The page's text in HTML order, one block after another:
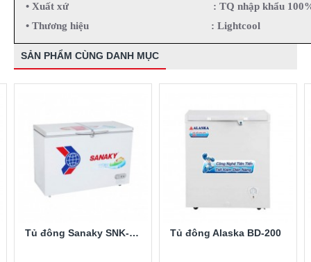
• Xuất xứ
: TQ nhập khẩu
• Thương hiệu
: Lightcool
SẢN PHẨM CÙNG DANH MỤC
Tủ đông Sanaky SNK-2900A Tủ đông Alaska BD-200